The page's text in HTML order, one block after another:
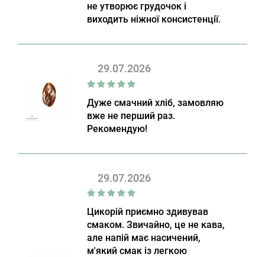
не утворює грудочок і
виходить ніжної консистенції.
29.07.2026
Дуже смачний хліб, замовляю
вже не перший раз.
Рекомендую!
29.07.2026
Цикорій приємно здивував
смаком. Звичайно, це не кава,
але напій має насичений,
м'який смак із легкою